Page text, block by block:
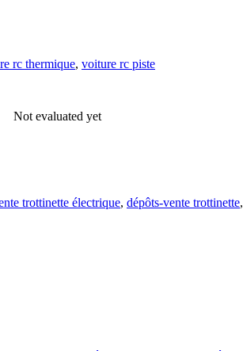
rc thermique, voiture rc piste
Not evaluated yet
trottinette électrique, dépôts-vente trottinette,